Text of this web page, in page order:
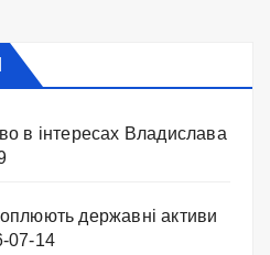
в інтересах Владислава
державні активи
07-14